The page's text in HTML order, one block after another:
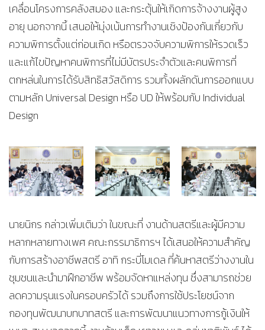
เคลื่อนโครงการคลังสมอง และกระตุ้นให้เกิดการจ้างงานผู้สูง
อายุ นอกจากนี้ เสนอให้มุ่งเน้นการทำงานเชิงป้องกันเกี่ยวกับ
ความพิการตั้งแต่ก่อนเกิด หรือตรวจจับความพิการให้รวดเร็ว
และแก้ไขปัญหาคนพิการที่ไม่มีบัตรประจำตัวและคนพิการที่
ตกหล่นในการได้รับสิทธิสวัสดิการ รวมทั้งผลักดันการออกแบบ
ตามหลัก Universal Design หรือ UD ให้พร้อมกับ Individual
Design
นายนิกร กล่าวเพิ่มเติมว่า ในขณะที่ งานด้านสตรีและผู้มีความ
หลากหลายทางเพศ คณะกรรมาธิการฯ ได้เสนอให้ความสำคัญ
กับการสร้างอาชีพสตรี อาทิ กระบี่โมเดล ที่ค้นหาสตรีว่างงานใน
ชุมชนและนำมาฝึกอาชีพ พร้อมจัดหาแหล่งทุน ซึ่งสามารถช่วย
ลดความรุนแรงในครอบครัวได้ รวมถึงการใช้ประโยชน์จาก
กองทุนพัฒนาบทบาทสตรี และการพัฒนาแนวทางการกู้เงินให้